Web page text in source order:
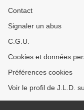
Contact
Signaler un abus
C.G.U.
Cookies et données
Préférences cookies
Voir le profil de J.L.D.